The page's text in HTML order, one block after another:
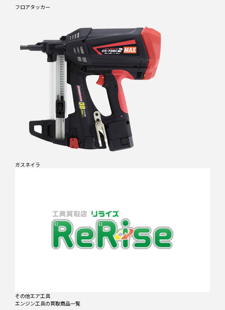
フロアタッカー
ガスネイラ
その他エア工具
エンジン工具の買取商品一覧